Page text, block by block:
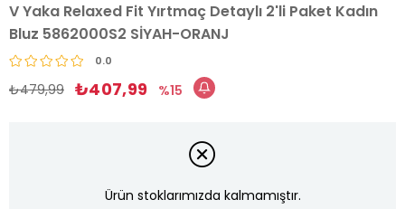
V Yaka Relaxed Fit Yırtmaç Detaylı 2'li Paket Kadın
Bluz 5862000S2 SİYAH-ORANJ
0.0
₺479,99 ₺407,99 15
Ürün stoklarımızda kalmamıştır.